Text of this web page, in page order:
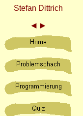
Stefan Dittrich
◄ ►